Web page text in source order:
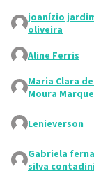
joanízio
oliveira
Aline Ferris
Maria Clara
Moura
Lenieverson
Gabriela
silva contadini